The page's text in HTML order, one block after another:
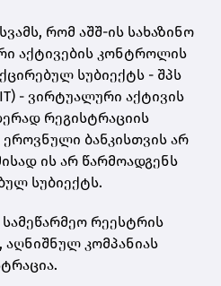
რომ აშშ-ის სახაზინო
აქტივების კონტროლის
სუბიექტს - შპს
- ვირტუალური აქტივის
რეგისტრაციის
ბანკისთვის არ
ის არ წარმოადგენს
სუბიექტს.
რეესტრის
აღნიშნულ კომპანიას